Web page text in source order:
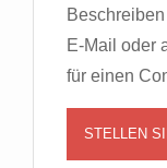
E-Mail oder
für einen
STELLEN